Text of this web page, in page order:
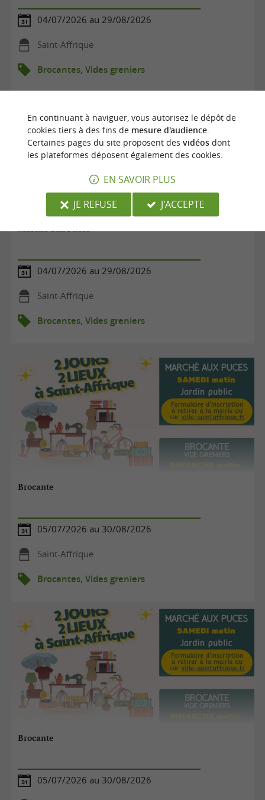
04/07/2026 au 29/08/2026
Saint-Affrique
Brocantes, Vides greniers
Marché aux Puces
04/07/2026 au 29/08/2026
Saint-Affrique
Brocantes, Vides greniers
Brocante
05/07/2026 au 30/08/2026
Saint-Affrique
Brocantes, Vides greniers
Brocante
05/07/2026 au 30/08/2026
En continuant à naviguer, vous autorisez le dépôt de
cookies tiers à des fins de mesure d'audience.
Certaines pages du site proposent des vidéosdont
les plateformes déposent également des cookies.
EN SAVOIR PLUS
JE REFUSE
J'ACCEPTE